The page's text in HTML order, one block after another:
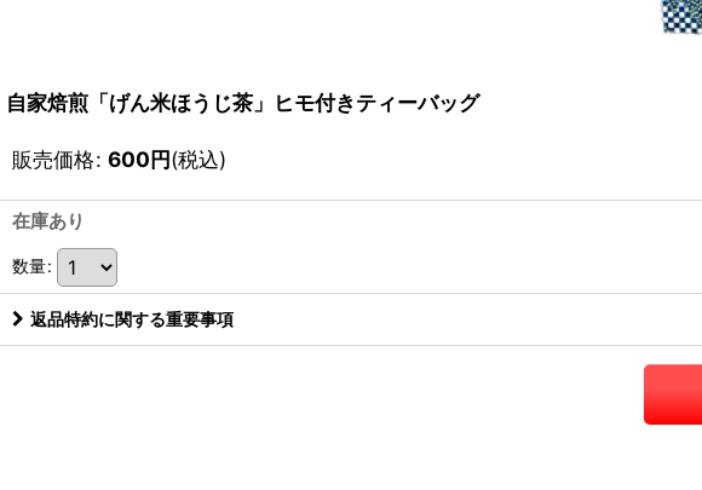
自家焙煎「げん米ほうじ茶」ヒモ付きティーバッグ
販売価格: 600円(税込)
在庫あり
数量:
返品特約に関する重要事項